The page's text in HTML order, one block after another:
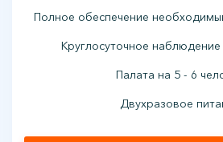
Полное обеспечение
Круглосуточное наблюдение
Палата на 5 - 6
Двухразовое